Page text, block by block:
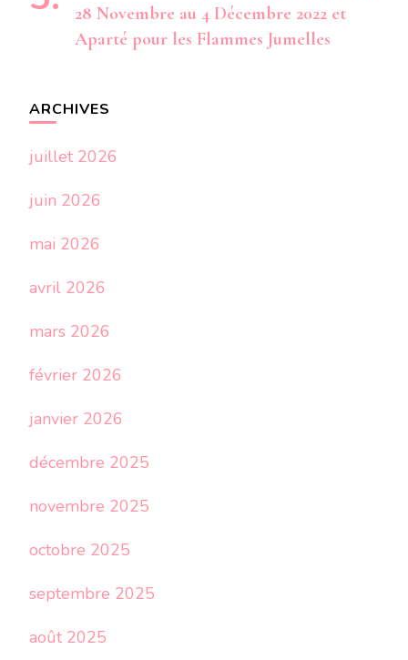
28 Novembre au 4 Décembre 2022 et
Aparté pour les Flammes Jumelles
ARCHIVES
juillet 2026
juin 2026
mai 2026
avril 2026
mars 2026
février 2026
janvier 2026
décembre 2025
novembre 2025
octobre 2025
septembre 2025
août 2025